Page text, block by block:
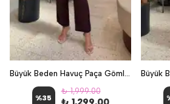
Büyük Beden Havuç Paça Gömlek Yaka Keten İkili Takım - Kahverengi
%35
₺ 1,999.00